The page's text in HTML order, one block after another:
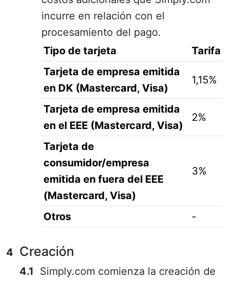
incurre en relación con el
procesamiento del pago.
Tipo de tarjeta
Tarifa
Tarjeta de empresa emitida
en DK (Mastercard, Visa)
1,15%
Tarjeta de empresa emitida
en el EEE (Mastercard, Visa)
2%
Tarjeta de
consumidor/empresa
emitida en fuera del EEE
(Mastercard, Visa)
3%
Otros -
Creación
Simply.com comienza la creación de